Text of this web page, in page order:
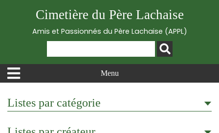
Cimetière du Père Lachaise
Amis et Passionnés du Père Lachaise (APPL)
Menu
Listes par catégorie